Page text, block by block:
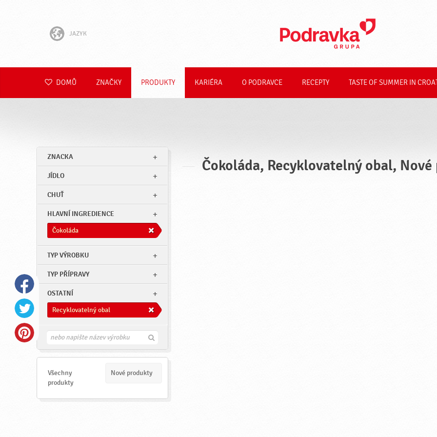
JAZYK
Hrvatski
Română
Deutsch
DOMŮ ZNAČKY PRODUKTY KARIÉRA O PODRAVCE RECEPTY TASTE OF SUMMER IN
ZNACKA
JÍDLO
CHUŤ
HLAVNÍ INGREDIENCE
Čokoláda
TYP VÝROBKU
TYP PŘÍPRAVY
OSTATNÍ
Recyklovatelný obal
H
a
Všechny
produkty
Nové produkty
Čokoláda, Recyklovatelný obal,